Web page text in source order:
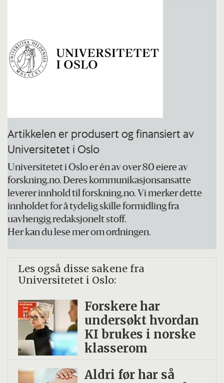
Artikkelen er produsert og finansiert av
Universitetet i Oslo
Universitetet i Oslo er én av over 80 eiere av
forskning.no. Deres kommunikasjonsansatte
leverer innhold til forskning.no. Vi merker dette
innholdet for å tydelig skille formidling fra
uavhengig redaksjonelt stoff.
Her kan du lese mer om ordningen.
Les også disse sakene fra
Universitetet i Oslo:
Forskere har
undersøkt hvordan
KI brukes i norske
klasserom
Aldri før har så